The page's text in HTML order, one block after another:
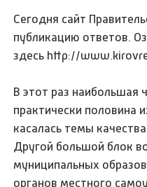
Сегодня сайт
публикацию ответов.
здесь http://
В этот раз наибольшая
практически половина
касалась темы
Другой большой блок
муниципальных
органов местного